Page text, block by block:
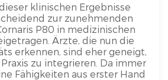
klinischen Ergebnisse
zur zunehmenden
P80 in medizinischen
Ärzte, die nun die
erkennen, sind eher geneigt,
zu integrieren. Da immer
Fähigkeiten aus erster Hand